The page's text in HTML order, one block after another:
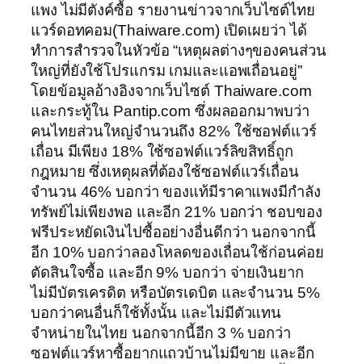
แพง ไม่มีตังค์ซื้อ รายงานข่าวจากเว็บไซต์ไทย
แวร์ดอทคอม(Thaiware.com) เปิดเผยว่า ได้
ทำการสำรวจในหัวข้อ “เหตุผลต่างๆของคนส่วน
ใหญ่ที่ยังใช้โปรแกรม เกมและแอพเถื่อนอยู่”
โดยข้อมูลอ้างอิงจากเว็บไซต์ Thaiware.com
และกระทู้ใน Pantip.com ซึ่งผลออกมาพบว่า
คนไทยส่วนใหญ่จำนวนถึง 82% ใช้ซอฟต์แวร์
เถื่อน มีเพียง 18% ใช้ซอฟต์แวร์ลิขสิทธิ์ถูก
กฎหมาย ซึ่งเหตุผลที่ต้องใช้ซอฟต์แวร์เถื่อน
จำนวน 46% บอกว่า ของแท้มีราคาแพงมีกำลัง
ทรัพย์ไม่เพียงพอ และอีก 21% บอกว่า ชอบของ
ฟรีประหยัดเงินไปซื้ออย่างอื่นดีกว่า นอกจากนี้
อีก 10% บอกว่าลองโหลดของเถื่อนใช้ก่อนค่อย
ตัดสินใจซื้อ และอีก 9% บอกว่า จ่ายเงินยาก
ไม่มีบัตรเครดิต หรือบัตรเดบิต และจำนวน 5%
บอกว่าคนอื่นก็ใช้ทั้งนั้น และไม่มีตัวแทน
จำหน่ายในไทย นอกจากนี้อีก 3 % บอกว่า
ซอฟต์แวร์หาซื้อยากแถวบ้านไม่มีขาย และอีก